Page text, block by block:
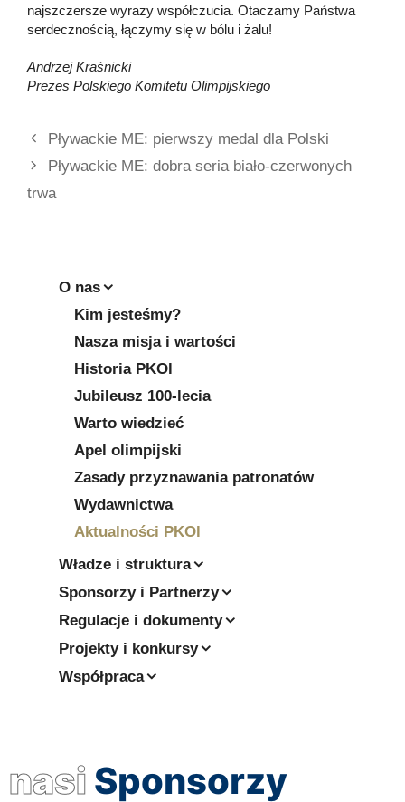
najszczersze wyrazy współczucia. Otaczamy Państwa
serdecznością, łączymy się w bólu i żalu!
Andrzej Kraśnicki
Prezes Polskiego Komitetu Olimpijskiego
Pływackie ME: pierwszy medal dla Polski
Pływackie ME: dobra seria biało-czerwonych
trwa
O nas
Kim jesteśmy?
Nasza misja i wartości
Historia PKOl
Jubileusz 100-lecia
Warto wiedzieć
Apel olimpijski
Zasady przyznawania patronatów
Wydawnictwa
Aktualności PKOl
Władze i struktura
Sponsorzy i Partnerzy
Regulacje i dokumenty
Projekty i konkursy
Współpraca
nasi Sponsorzy